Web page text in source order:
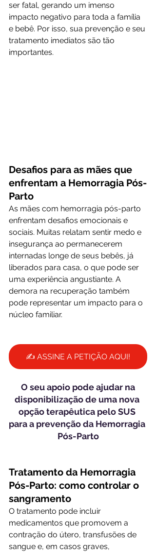
ser fatal, gerando um imenso
impacto negativo para toda a família
e bebê. Por isso, sua prevenção e seu
tratamento imediatos são tão
importantes.
Desafios para as mães que
enfrentam a Hemorragia Pós-
Parto
As mães com hemorragia pós-parto
enfrentam desafios emocionais e
sociais. Muitas relatam sentir medo e
insegurança ao permanecerem
internadas longe de seus bebês, já
liberados para casa, o que pode ser
uma experiência angustiante. A
demora na recuperação também
pode representar um impacto para o
núcleo familiar.
✍️ ASSINE A PETIÇÃO AQUI!
O seu apoio pode ajudar na
disponibilização de uma nova
opção terapêutica pelo SUS
para a prevenção da Hemorragia
Pós-Parto
Tratamento da Hemorragia
Pós-Parto: como controlar o
sangramento
O tratamento pode incluir
medicamentos que promovem a
contração do útero, transfusões de
sangue e, em casos graves,